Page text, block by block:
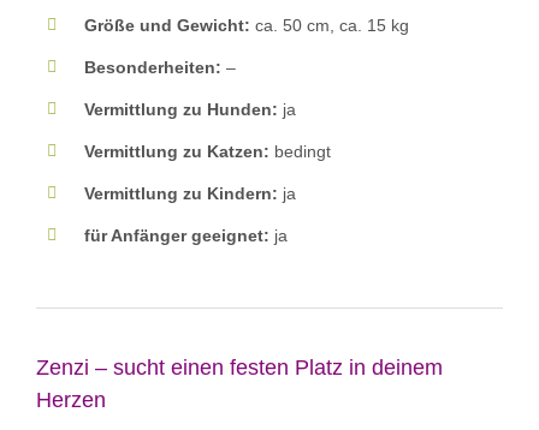
Größe und Gewicht: ca. 50 cm, ca. 15 kg
Besonderheiten: –
Vermittlung zu Hunden: ja
Vermittlung zu Katzen: bedingt
Vermittlung zu Kindern: ja
für Anfänger geeignet: ja
Zenzi – sucht einen festen Platz in deinem
Herzen